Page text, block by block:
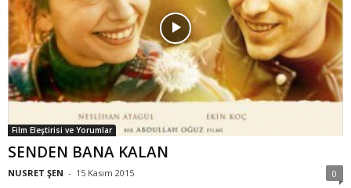
Film Eleştirisi ve Yorumlar
SENDEN BANA KALAN
NUSRET ŞEN - 15 Kasım 2015 0